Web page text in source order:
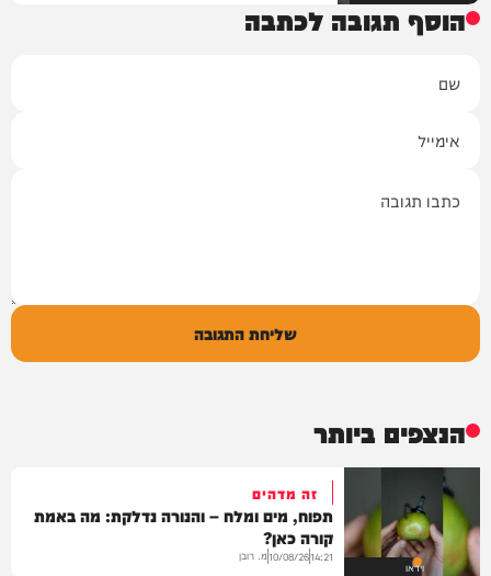
הוסף תגובה לכתבה
שליחת התגובה
הנצפים ביותר
וידאו
זה מדהים
תפוח, מים ומלח – והנורה נדלקת: מה באמת
קורה כאן?
14:21
10/08/26מ. רובן